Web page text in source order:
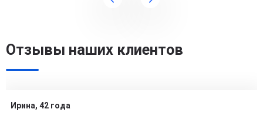
Отзывы наших клиентов
Ирина, 42 года